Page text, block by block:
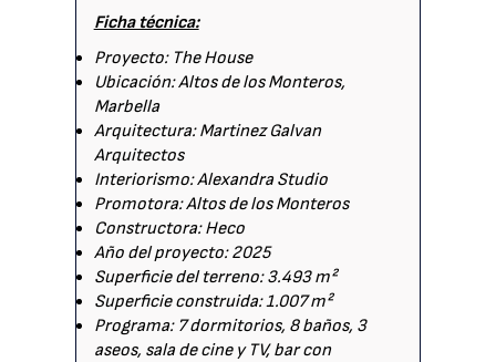
Ficha técnica:
Proyecto: The House
Ubicación: Altos de los Monteros,
Marbella
Arquitectura: Martinez Galvan
Arquitectos
Interiorismo: Alexandra Studio
Promotora: Altos de los Monteros
Constructora: Heco
Año del proyecto: 2025
Superficie del terreno: 3.493 m²
Superficie construida: 1.007 m²
Programa: 7 dormitorios, 8 baños, 3
aseos, sala de cine y TV, bar con